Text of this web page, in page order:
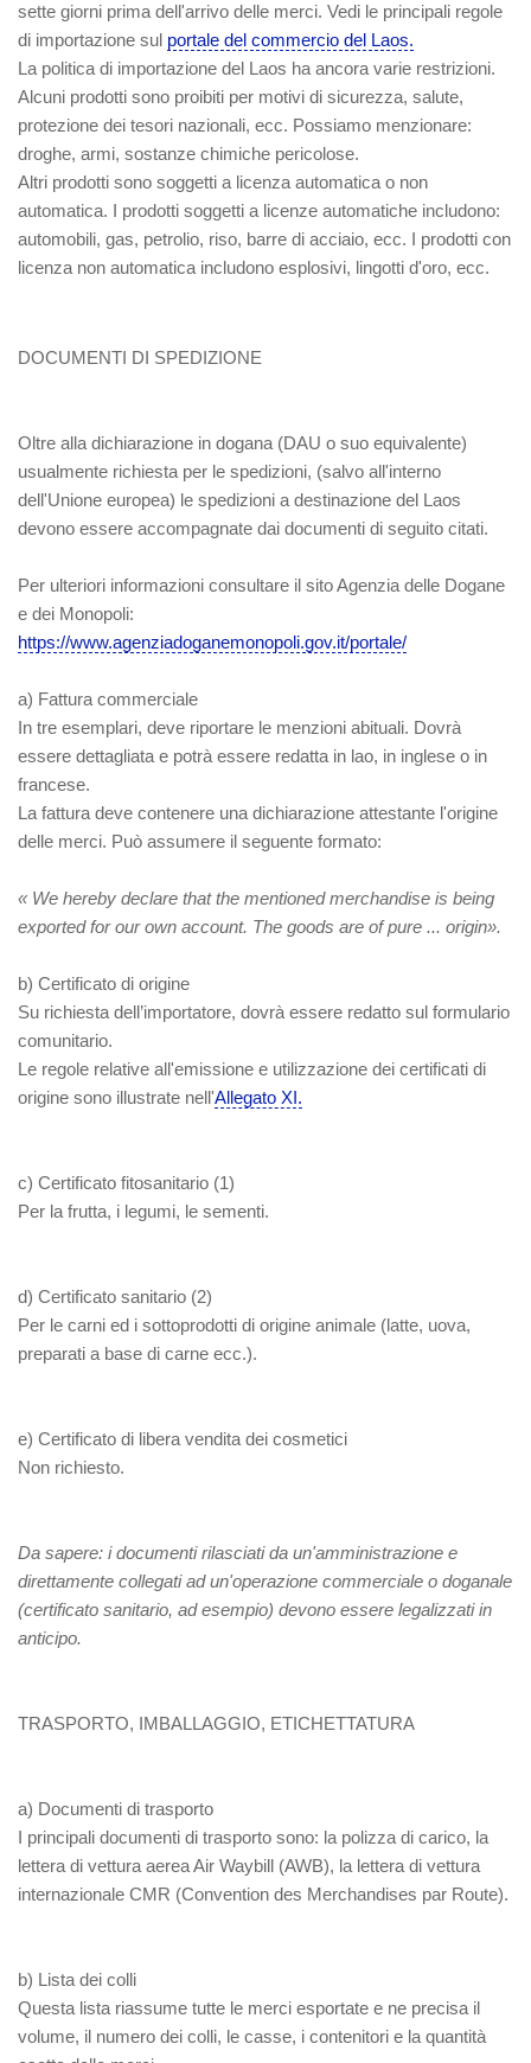
sette giorni prima dell'arrivo delle merci. Vedi le principali regole
di importazione sul portale del commercio del Laos.
La politica di importazione del Laos ha ancora varie restrizioni.
Alcuni prodotti sono proibiti per motivi di sicurezza, salute,
protezione dei tesori nazionali, ecc. Possiamo menzionare:
droghe, armi, sostanze chimiche pericolose.
Altri prodotti sono soggetti a licenza automatica o non
automatica. I prodotti soggetti a licenze automatiche includono:
automobili, gas, petrolio, riso, barre di acciaio, ecc. I prodotti con
licenza non automatica includono esplosivi, lingotti d'oro, ecc.
DOCUMENTI DI SPEDIZIONE
Oltre alla dichiarazione in dogana (DAU o suo equivalente)
usualmente richiesta per le spedizioni, (salvo all'interno
dell'Unione europea) le spedizioni a destinazione del Laos
devono essere accompagnate dai documenti di seguito citati.
Per ulteriori informazioni consultare il sito Agenzia delle Dogane
e dei Monopoli:
https://www.agenziadoganemonopoli.gov.it/portale/
a) Fattura commerciale
In tre esemplari, deve riportare le menzioni abituali. Dovrà
essere dettagliata e potrà essere redatta in lao, in inglese o in
francese.
La fattura deve contenere una dichiarazione attestante l'origine
delle merci. Può assumere il seguente formato:
« We hereby declare that the mentioned merchandise is being
exported for our own account. The goods are of pure ... origin».
b) Certificato di origine
Su richiesta dell’importatore, dovrà essere redatto sul formulario
comunitario.
Le regole relative all'emissione e utilizzazione dei certificati di
origine sono illustrate nell'Allegato XI.
c) Certificato fitosanitario (1)
Per la frutta, i legumi, le sementi.
d) Certificato sanitario (2)
Per le carni ed i sottoprodotti di origine animale (latte, uova,
preparati a base di carne ecc.).
e) Certificato di libera vendita dei cosmetici
Non richiesto.
Da sapere: i documenti rilasciati da un'amministrazione e
direttamente collegati ad un'operazione commerciale o doganale
(certificato sanitario, ad esempio) devono essere legalizzati in
anticipo.
TRASPORTO, IMBALLAGGIO, ETICHETTATURA
a) Documenti di trasporto
I principali documenti di trasporto sono: la polizza di carico, la
lettera di vettura aerea Air Waybill (AWB), la lettera di vettura
internazionale CMR (Convention des Merchandises par Route).
b) Lista dei colli
Questa lista riassume tutte le merci esportate e ne precisa il
volume, il numero dei colli, le casse, i contenitori e la quantità